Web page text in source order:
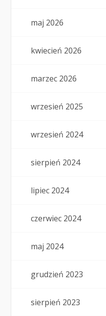
maj 2026
kwiecień 2026
marzec 2026
wrzesień 2025
wrzesień 2024
sierpień 2024
lipiec 2024
czerwiec 2024
maj 2024
grudzień 2023
sierpień 2023